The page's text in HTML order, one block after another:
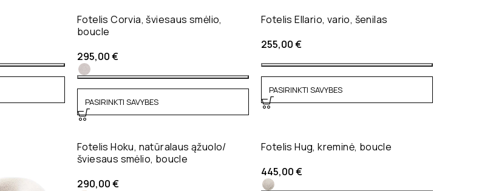
Fotelis Corvia, šviesaus smėlio,
boucle
295,00€
PASIRINKTI SAVYBES
Fotelis Ellario, vario, šenilas
255,00€
PASIRINKTI SAVYBES
Fotelis Hoku, natūralaus ąžuolo/
šviesaus smėlio, boucle
290,00€
Fotelis Hug, kreminė, boucle
445,00€